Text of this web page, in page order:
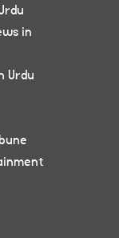
in
Urdu